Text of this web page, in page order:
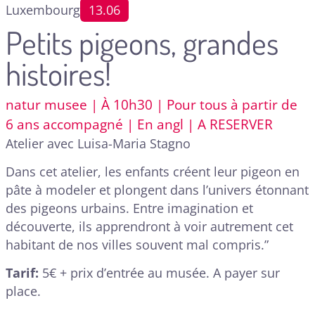
Luxembourg 13.06
Petits pigeons, grandes
histoires!
natur musee | À 10h30 | Pour tous à partir de
6 ans accompagné | En angl | A RESERVER
Atelier avec Luisa-Maria Stagno
Dans cet atelier, les enfants créent leur pigeon en
pâte à modeler et plongent dans l’univers étonnant
des pigeons urbains. Entre imagination et
découverte, ils apprendront à voir autrement cet
habitant de nos villes souvent mal compris.”
Tarif: 5€ + prix d’entrée au musée. A payer sur
place.